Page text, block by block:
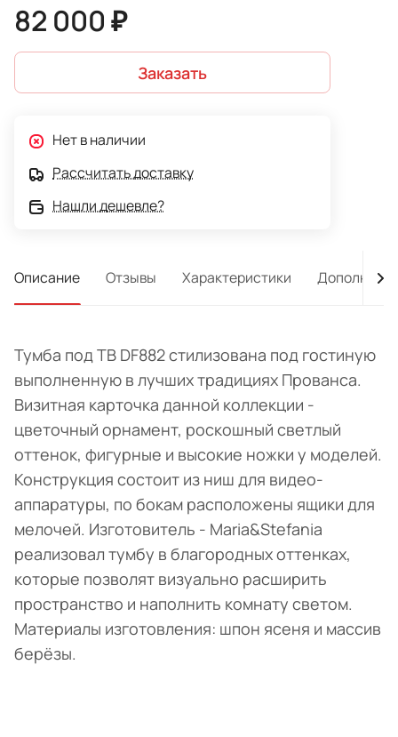
82 000 ₽
Заказать
Нет в наличии
Рассчитать доставку
Нашли дешевле?
Описание Отзывы Характеристики
Тумба под TВ DF882 стилизована под гостиную
выполненную в лучших традициях Прованса.
Визитная карточка данной коллекции -
цветочный орнамент, роскошный светлый
оттенок, фигурные и высокие ножки у моделей.
Конструкция состоит из ниш для видео-
аппаратуры, по бокам расположены ящики для
мелочей. Изготовитель - Maria&Stefania
реализовал тумбу в благородных оттенках,
которые позволят визуально расширить
пространство и наполнить комнату светом.
Материалы изготовления: шпон ясеня и массив
берёзы.